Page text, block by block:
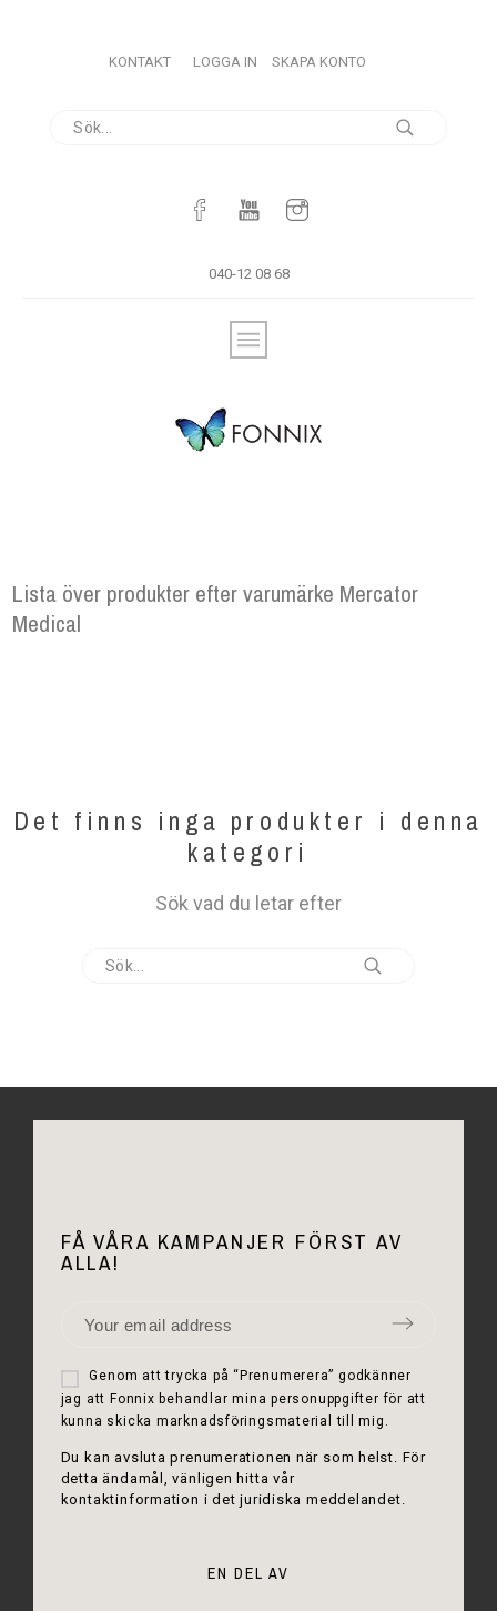
040-12 08 68
KONTAKT LOGGA IN SKAPA KONTO
Lista över produkter efter varumärke Mercator
Medical
Det finns inga produkter i denna
kategori
Sök vad du letar efter
FÅ VÅRA KAMPANJER FÖRST AV
ALLA!
Genom att trycka på “Prenumerera” godkänner
jag att Fonnix behandlar mina personuppgifter för att
kunna skicka marknadsföringsmaterial till mig.
Du kan avsluta prenumerationen när som helst. För
detta ändamål, vänligen hitta vår
kontaktinformation i det juridiska meddelandet.
EN DEL AV